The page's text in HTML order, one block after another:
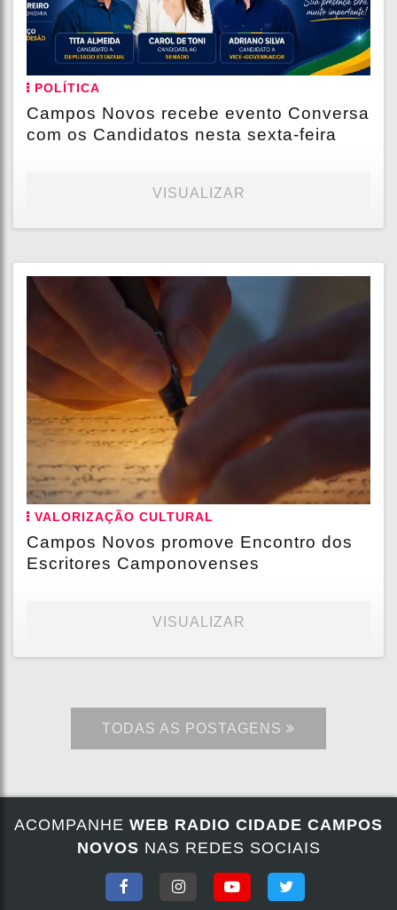
POLÍTICA
Campos Novos recebe evento Conversa
com os Candidatos nesta sexta-feira
VISUALIZAR
VALORIZAÇÃO CULTURAL
Campos Novos promove Encontro dos
Escritores Camponovenses
VISUALIZAR
TODAS AS POSTAGENS
ACOMPANHE WEB RADIO CIDADE CAMPOS
NOVOS NAS REDES SOCIAIS